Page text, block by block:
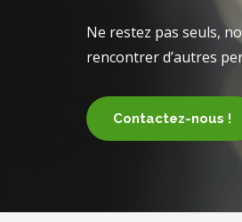
Ne restez pas seuls,
rencontrer d’autres
Contactez-nous !